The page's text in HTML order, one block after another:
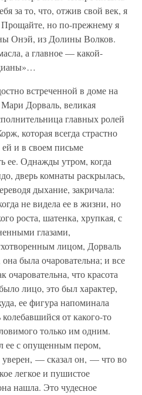
за то, что, отжив свой век, я
Прощайте, но по-прежнему я
Онэй, из Долины Волков.
а главное — какой-
встреченной в доме на
Дорваль, великая
главных ролей
которая всегда страстно
и в своем письме
ее. Однажды утром, когда
дверь комнаты раскрылась,
дыхание, закричала:
не видела ее в жизни, но
роста, шатенка, хрупкая, с
глазами,
лицом, Дорваль
была очаровательна; и все
очаровательна, что красота
лицо, это был характер,
ее фигура напоминала
от какого-то
только им одним.
ее с опущенным пером,
— сказал он, — что во
легкое и пушистое
нашла. Это чудесное